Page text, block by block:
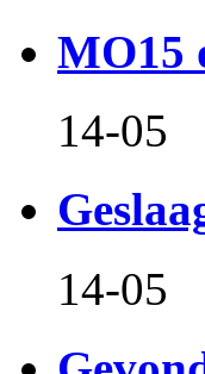
MO15
14-05
14-05